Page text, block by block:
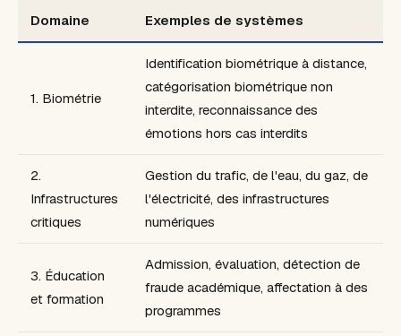
Domaine Exemples de systèmes
1. Biométrie
Identification biométrique à distance,
catégorisation biométrique non
interdite, reconnaissance des
émotions hors cas interdits
2.
Infrastructures
critiques
Gestion du trafic, de l'eau, du gaz, de
l'électricité, des infrastructures
numériques
3. Éducation
et formation
Admission, évaluation, détection de
fraude académique, affectation à des
programmes